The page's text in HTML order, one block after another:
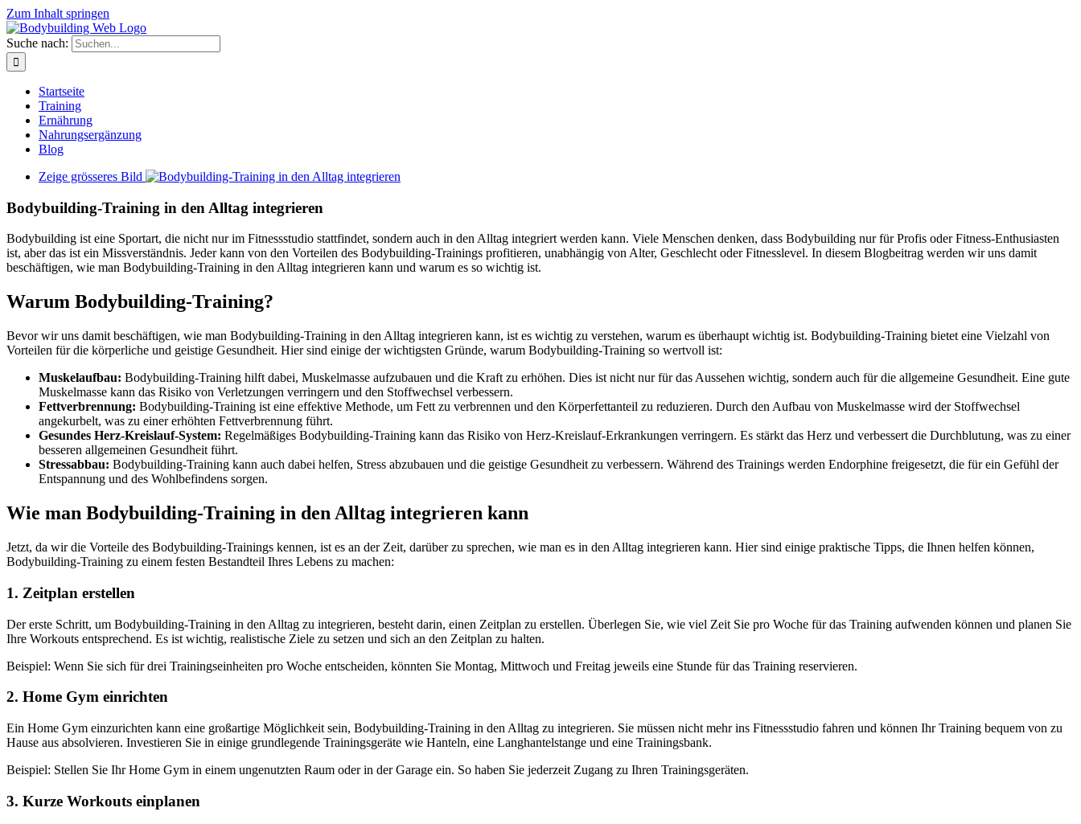
Zum Inhalt springen
Suche nach:
Startseite
Training
Ernährung
Nahrungsergänzung
Blog
Zeige grösseres Bild
Bodybuilding-Training in den Alltag integrieren
Bodybuilding ist eine Sportart, die nicht nur im Fitnessstudio stattfindet, sondern auch in den Alltag integriert werden kann. Viele Menschen denken, dass Bodybuilding nur für Profis oder Fitness-Enthusiasten
ist, aber das ist ein Missverständnis. Jeder kann von den Vorteilen des Bodybuilding-Trainings profitieren, unabhängig von Alter, Geschlecht oder Fitnesslevel. In diesem Blogbeitrag werden wir uns damit
beschäftigen, wie man Bodybuilding-Training in den Alltag integrieren kann und warum es so wichtig ist.
Warum Bodybuilding-Training?
Bevor wir uns damit beschäftigen, wie man Bodybuilding-Training in den Alltag integrieren kann, ist es wichtig zu verstehen, warum es überhaupt wichtig ist. Bodybuilding-Training bietet eine Vielzahl von
Vorteilen für die körperliche und geistige Gesundheit. Hier sind einige der wichtigsten Gründe, warum Bodybuilding-Training so wertvoll ist:
Muskelaufbau: Bodybuilding-Training hilft dabei, Muskelmasse aufzubauen und die Kraft zu erhöhen. Dies ist nicht nur für das Aussehen wichtig, sondern auch für die allgemeine Gesundheit. Eine gute
Muskelmasse kann das Risiko von Verletzungen verringern und den Stoffwechsel verbessern.
Fettverbrennung: Bodybuilding-Training ist eine effektive Methode, um Fett zu verbrennen und den Körperfettanteil zu reduzieren. Durch den Aufbau von Muskelmasse wird der Stoffwechsel
angekurbelt, was zu einer erhöhten Fettverbrennung führt.
Gesundes Herz-Kreislauf-System: Regelmäßiges Bodybuilding-Training kann das Risiko von Herz-Kreislauf-Erkrankungen verringern. Es stärkt das Herz und verbessert die Durchblutung, was zu einer
besseren allgemeinen Gesundheit führt.
Stressabbau: Bodybuilding-Training kann auch dabei helfen, Stress abzubauen und die geistige Gesundheit zu verbessern. Während des Trainings werden Endorphine freigesetzt, die für ein Gefühl der
Entspannung und des Wohlbefindens sorgen.
Wie man Bodybuilding-Training in den Alltag integrieren kann
Jetzt, da wir die Vorteile des Bodybuilding-Trainings kennen, ist es an der Zeit, darüber zu sprechen, wie man es in den Alltag integrieren kann. Hier sind einige praktische Tipps, die Ihnen helfen können,
Bodybuilding-Training zu einem festen Bestandteil Ihres Lebens zu machen:
1. Zeitplan erstellen
Der erste Schritt, um Bodybuilding-Training in den Alltag zu integrieren, besteht darin, einen Zeitplan zu erstellen. Überlegen Sie, wie viel Zeit Sie pro Woche für das Training aufwenden können und planen Sie
Ihre Workouts entsprechend. Es ist wichtig, realistische Ziele zu setzen und sich an den Zeitplan zu halten.
Beispiel: Wenn Sie sich für drei Trainingseinheiten pro Woche entscheiden, könnten Sie Montag, Mittwoch und Freitag jeweils eine Stunde für das Training reservieren.
2. Home Gym einrichten
Ein Home Gym einzurichten kann eine großartige Möglichkeit sein, Bodybuilding-Training in den Alltag zu integrieren. Sie müssen nicht mehr ins Fitnessstudio fahren und können Ihr Training bequem von zu
Hause aus absolvieren. Investieren Sie in einige grundlegende Trainingsgeräte wie Hanteln, eine Langhantelstange und eine Trainingsbank.
Beispiel: Stellen Sie Ihr Home Gym in einem ungenutzten Raum oder in der Garage ein. So haben Sie jederzeit Zugang zu Ihren Trainingsgeräten.
3. Kurze Workouts einplanen